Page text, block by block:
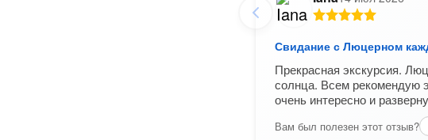
Свидание с Люцерном
Прекрасная экскурсия.
солнца. Всем рекомендую
очень интересно и
Вам был полезен этот отзыв?